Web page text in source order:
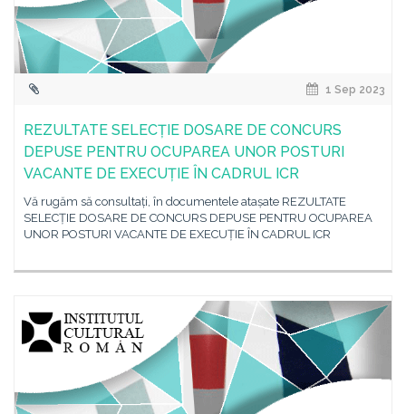
1 Sep 2023
REZULTATE SELECȚIE DOSARE DE CONCURS
DEPUSE PENTRU OCUPAREA UNOR POSTURI
VACANTE DE EXECUȚIE ÎN CADRUL ICR
Vă rugăm să consultați, în documentele atașate REZULTATE
SELECȚIE DOSARE DE CONCURS DEPUSE PENTRU OCUPAREA
UNOR POSTURI VACANTE DE EXECUȚIE ÎN CADRUL ICR